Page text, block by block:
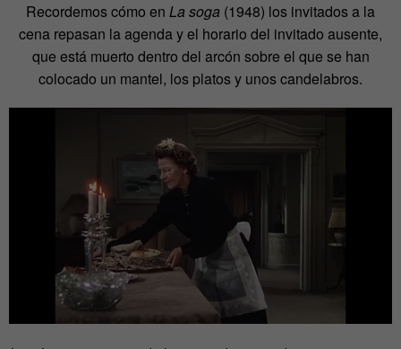
Recordemos cómo en La soga (1948) los invitados a la
cena repasan la agenda y el horario del invitado ausente,
que está muerto dentro del arcón sobre el que se han
colocado un mantel, los platos y unos candelabros.